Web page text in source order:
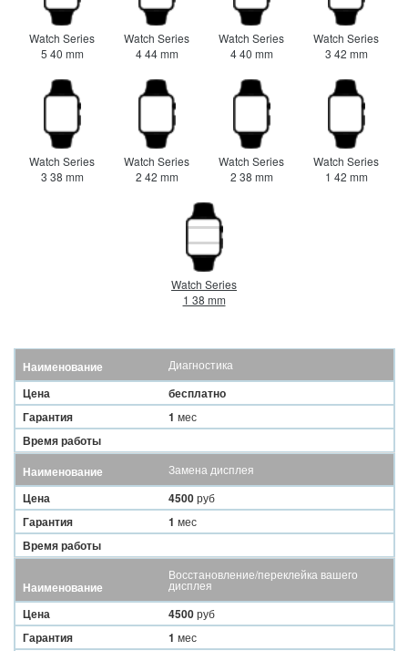
Watch Series
5 40 mm
Watch Series
4 44 mm
Watch Series
4 40 mm
Watch Series
3 42 mm
Watch Series
3 38 mm
Watch Series
2 42 mm
Watch Series
2 38 mm
Watch Series
1 42 mm
Watch Series
1 38 mm
Наименование Диагностика
Цена
бесплатно
Гарантия
1 мес
Время работы
Наименование
Замена дисплея
Цена 4500руб
Гарантия 1 мес
Время работы
Наименование
Восстановление/переклейка вашего
дисплея
Цена 4500руб
Гарантия 1 мес